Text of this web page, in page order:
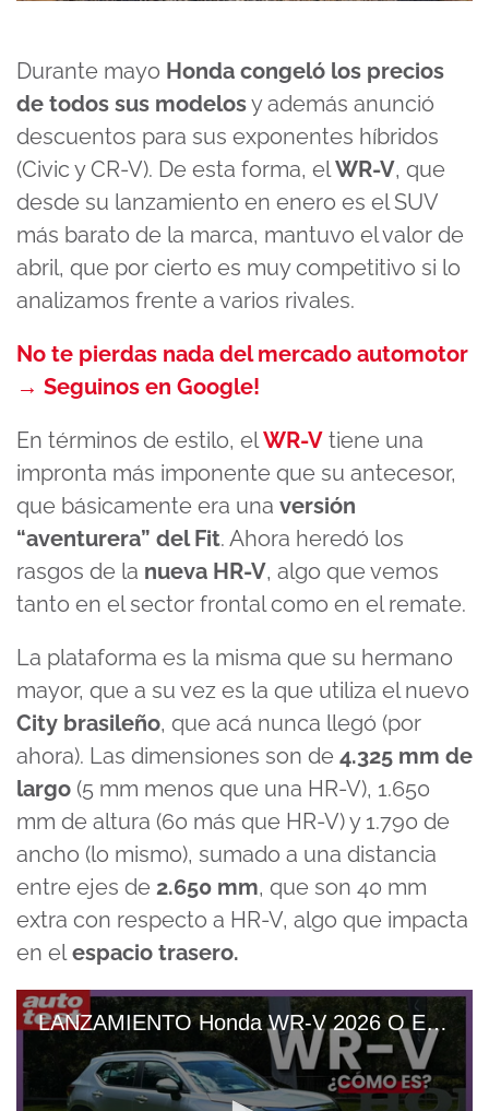
Durante mayo Honda congeló los precios
de todos sus modelosy además anunció
descuentos para sus exponentes híbridos
(Civic y CR-V). De esta forma, elWR-V, que
desde su lanzamiento en enero es el SUV
más barato de la marca, mantuvo el valor de
abril, que por cierto es muy competitivo si lo
analizamos frente a varios rivales.
No te pierdas nada del mercado automotor
→ Seguinos en Google!
En términos de estilo, el WR-V tiene una
impronta más imponente que su antecesor,
que básicamente era una versión
“aventurera” del Fit. Ahora heredó los
rasgos de la nueva HR-V, algo que vemos
tanto en el sector frontal como en el remate.
La plataforma es la misma que su hermano
mayor, que a su vez es la que utiliza el nuevo
City brasileño, que acá nunca llegó (por
ahora). Las dimensiones son de 4.325 mm de
largo (5 mm menos que una HR-V), 1.650
mm de altura (60 más que HR-V) y 1.790 de
ancho (lo mismo), sumado a una distancia
entre ejes de 2.650 mm, que son 40 mm
extra con respecto a HR-V, algo que impacta
en elespacio trasero.
LANZAMIENTO Honda WR-V 2026 O El SUV MÁS BARATO DE LA MARCA